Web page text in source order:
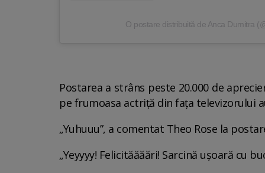
O postare distribuită de Anca Dumitra
Postarea a strâns peste 20.000 de
pe frumoasa actriță din fața televizorului
„Yuhuuu”, a comentat Theo Rose la
„Yeyyyy! Felicităăăări! Sarcină ușoară cu